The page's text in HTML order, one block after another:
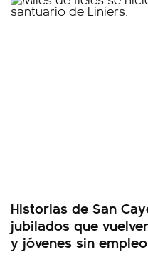
Historias de San
jubilados que
y jóvenes sin empleo